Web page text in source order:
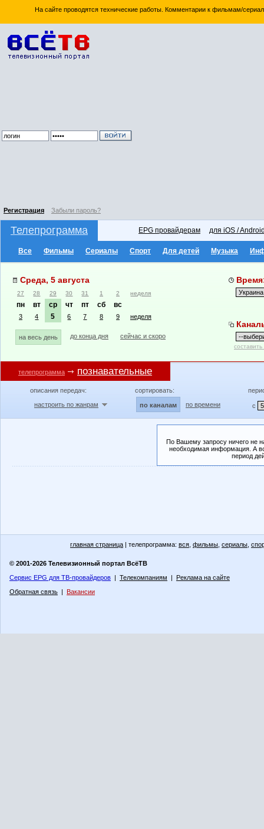
На сайте проводятся технические работы. Комментарии к фильмам/
Регистрация Забыли пароль?
Телепрограмма EPG провайдерам для iOS /
Все Фильмы Сериалы Спорт Для детей Музыка
Среда, 5 августа
27 28 29 30 31 1 2 неделя
пн вт ср чт пт сб вс
3 4 5 6 7 8 9 неделя
на весь день до конца дня сейчас и скоро
телепрограмма познавательные
описания передач:
настроить по жанрам
сортировать:
по каналам по времени с
По Вашему запросу ничего не
необходимая информация. А
период
главная страница | телепрограмма: вся фильмы сериалы
© 2001-2026 Телевизионный портал ВсёТВ
Сервис EPG для ТВ-провайдеров | Телекомпаниям | Реклама на сайте
Обратная связь | Вакансии